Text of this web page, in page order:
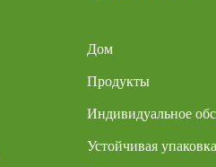
Дом
Продукты
Индивидуальное
Устойчивая упаковка